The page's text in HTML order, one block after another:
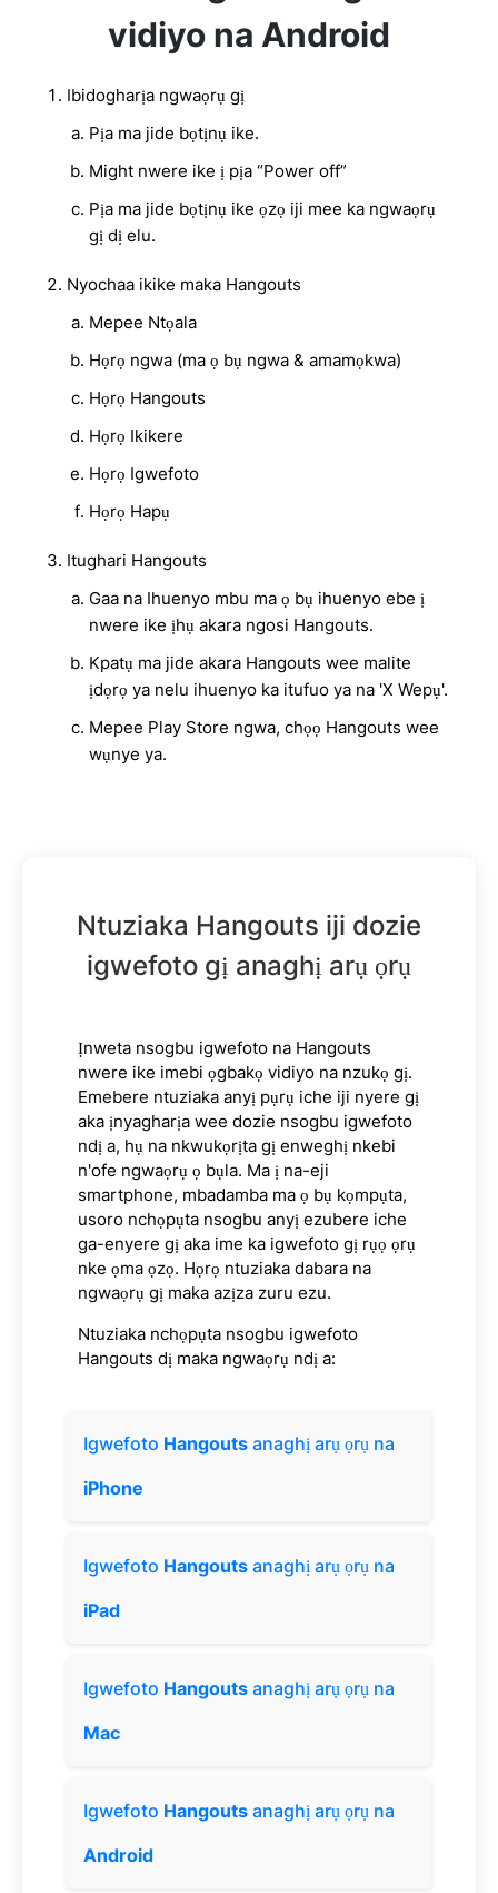
vidiyo na Android
Ibidogharịa ngwaọrụ gị
Pịa ma jide bọtịnụ ike.
Might nwere ike ị pịa “Power off”
Pịa ma jide bọtịnụ ike ọzọ iji mee ka ngwaọrụ
gị dị elu.
Nyochaa ikike maka Hangouts
Mepee Ntọala
Họrọ ngwa (ma ọ bụ ngwa & amamọkwa)
Họrọ Hangouts
Họrọ Ikikere
Họrọ Igwefoto
Họrọ Hapụ
Itughari Hangouts
Gaa na Ihuenyo mbu ma ọ bụ ihuenyo ebe ị
nwere ike ịhụ akara ngosi Hangouts.
Kpatụ ma jide akara Hangouts wee malite
ịdọrọ ya nelu ihuenyo ka itufuo ya na 'X Wepụ'.
Mepee Play Store ngwa, chọọ Hangouts wee
wụnye ya.
Ntuziaka Hangouts iji dozie
igwefoto gị anaghị arụ ọrụ
Ịnweta nsogbu igwefoto na Hangouts
nwere ike imebi ọgbakọ vidiyo na nzukọ gị.
Emebere ntuziaka anyị pụrụ iche iji nyere gị
aka ịnyagharịa wee dozie nsogbu igwefoto
ndị a, hụ na nkwukọrịta gị enweghị nkebi
n'ofe ngwaọrụ ọ bụla. Ma ị na-eji
smartphone, mbadamba ma ọ bụ kọmpụta,
usoro nchọpụta nsogbu anyị ezubere iche
ga-enyere gị aka ime ka igwefoto gị rụọ ọrụ
nke ọma ọzọ. Họrọ ntuziaka dabara na
ngwaọrụ gị maka azịza zuru ezu.
Ntuziaka nchọpụta nsogbu igwefoto
Hangouts dị maka ngwaọrụ ndị a:
Igwefoto Hangouts anaghị arụ ọrụ na
iPhone
Igwefoto Hangouts anaghị arụ ọrụ na
iPad
Igwefoto Hangouts anaghị arụ ọrụ na
Mac
Igwefoto Hangouts anaghị arụ ọrụ na
Android